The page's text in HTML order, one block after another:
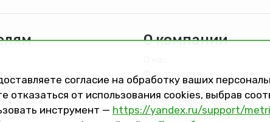
О компании
Фотогалерея
Вакансии
Договор публичной оферты
Версия сайта для
согласие на обработку ваших
отказаться от использования cookies, выбрав
инструмент — https://yandex.ru/support/